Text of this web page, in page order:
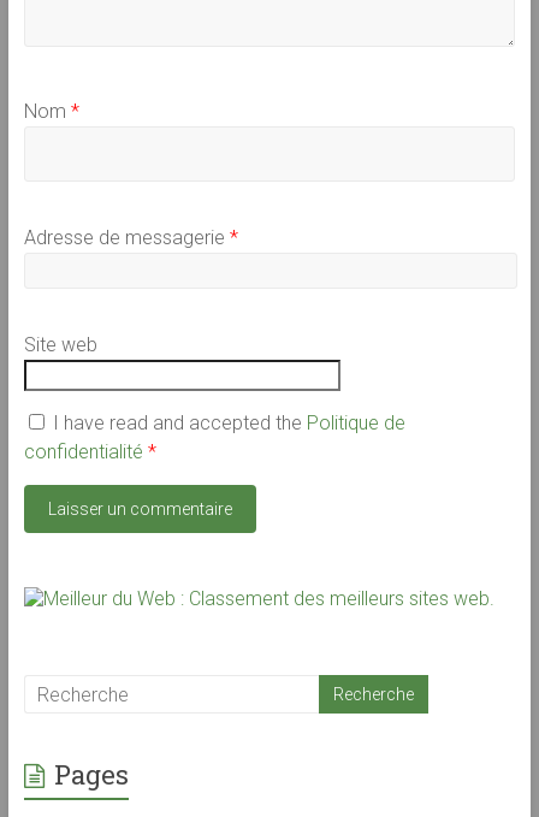
Nom *
Adresse de messagerie *
Site web
I have read and accepted the Politique de
confidentialité *
Pages